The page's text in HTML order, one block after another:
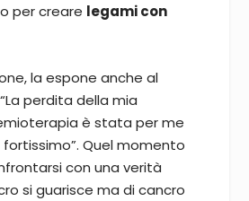
per creare legami con
la espone anche al
perdita della mia
è stata per me
Quel momento
con una verità
si guarisce ma di cancro